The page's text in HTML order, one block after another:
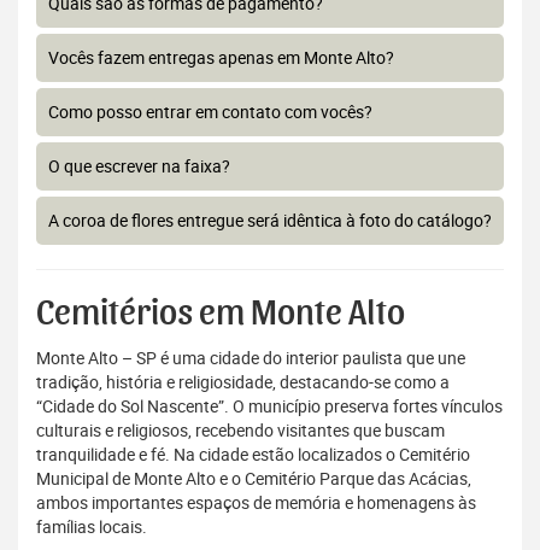
Vocês fazem entregas apenas em Monte Alto?
Como posso entrar em contato com vocês?
O que escrever na faixa?
A coroa de flores entregue será idêntica à foto do catálogo?
Cemitérios em Monte Alto
Monte Alto – SP é uma cidade do interior paulista que une
tradição, história e religiosidade, destacando-se como a
“Cidade do Sol Nascente”. O município preserva fortes vínculos
culturais e religiosos, recebendo visitantes que buscam
tranquilidade e fé. Na cidade estão localizados o Cemitério
Municipal de Monte Alto e o Cemitério Parque das Acácias,
ambos importantes espaços de memória e homenagens às
famílias locais.